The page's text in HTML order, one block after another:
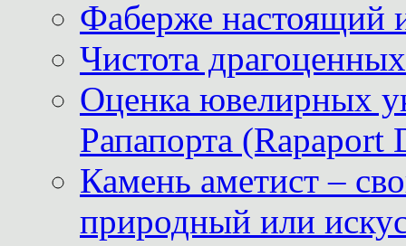
Фаберже настоящий
Чистота
Оценка ювелирных
Рапапорта (Rapaport
Камень аметист –
природный или